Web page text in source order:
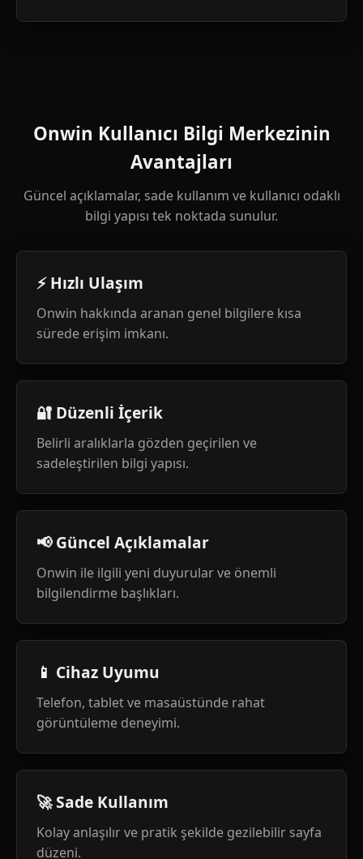
Onwin Kullanıcı Bilgi Merkezinin
Avantajları
Güncel açıklamalar, sade kullanım ve kullanıcı odaklı
bilgi yapısı tek noktada sunulur.
⚡ Hızlı Ulaşım
Onwin hakkında aranan genel bilgilere kısa
sürede erişim imkanı.
🔐 Düzenli İçerik
Belirli aralıklarla gözden geçirilen ve
sadeleştirilen bilgi yapısı.
📢 Güncel Açıklamalar
Onwin ile ilgili yeni duyurular ve önemli
bilgilendirme başlıkları.
📱 Cihaz Uyumu
Telefon, tablet ve masaüstünde rahat
görüntüleme deneyimi.
🚀 Sade Kullanım
Kolay anlaşılır ve pratik şekilde gezilebilir sayfa
düzeni.